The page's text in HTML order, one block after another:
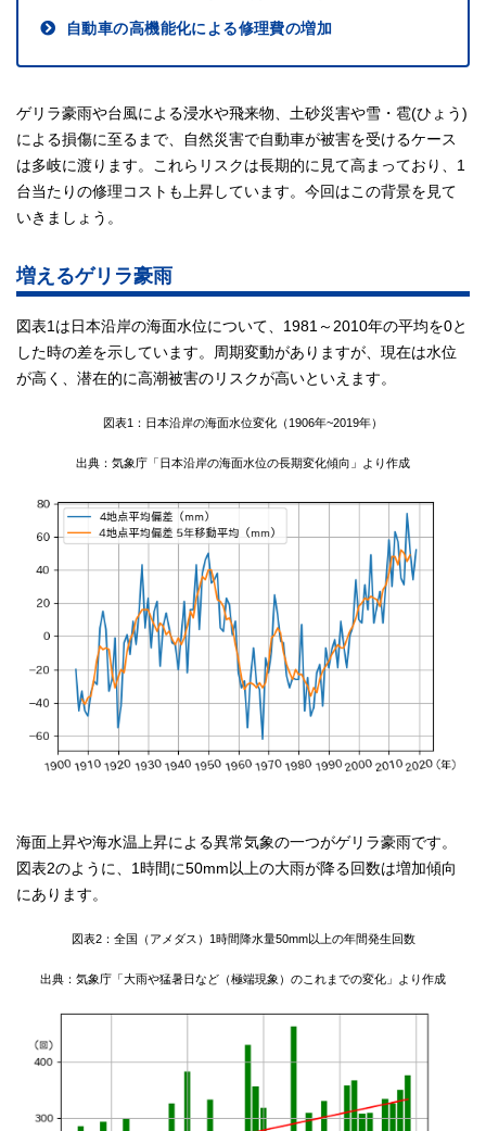
自動車の高機能化による修理費の増加
ゲリラ豪雨や台風による浸水や飛来物、土砂災害や雪・雹(ひょう)
による損傷に至るまで、自然災害で自動車が被害を受けるケース
は多岐に渡ります。これらリスクは長期的に見て高まっており、1
台当たりの修理コストも上昇しています。今回はこの背景を見て
いきましょう。
増えるゲリラ豪雨
図表1は日本沿岸の海面水位について、1981～2010年の平均を0と
した時の差を示しています。周期変動がありますが、現在は水位
が高く、潜在的に高潮被害のリスクが高いといえます。
図表1：日本沿岸の海面水位変化（1906年~2019年）
出典：気象庁「日本沿岸の海面水位の長期変化傾向」より作成
海面上昇や海水温上昇による異常気象の一つがゲリラ豪雨です。
図表2のように、1時間に50mm以上の大雨が降る回数は増加傾向
にあります。
図表2：全国（アメダス）1時間降水量50mm以上の年間発生回数
出典：気象庁「大雨や猛暑日など（極端現象）のこれまでの変化」より作成